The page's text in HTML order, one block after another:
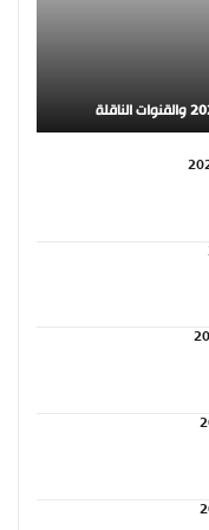
كأس العالم 2026
2026